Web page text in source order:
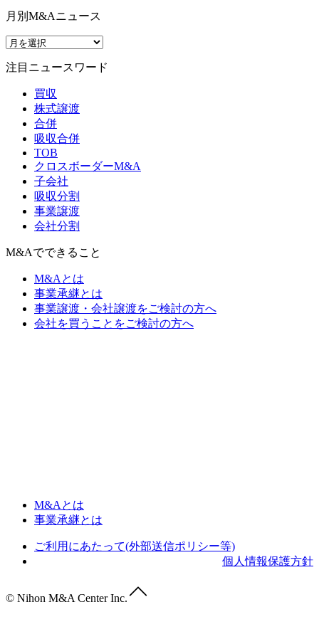
月別M&Aニュース
注目ニュースワード
買収
株式譲渡
合併
吸収合併
TOB
クロスボーダーM&A
子会社
吸収分割
事業譲渡
会社分割
M&Aでできること
M&Aとは
事業承継とは
事業譲渡・会社譲渡をご検討の方へ
会社を買うことをご検討の方へ
M&Aとは
事業承継とは
ご利用にあたって(外部送信ポリシー等)
個人情報保護方針
© Nihon M&A Center Inc.